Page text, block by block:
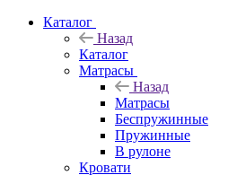
Каталог
Назад
Каталог
Матрасы
Назад
Матрасы
Беспружинные
Пружинные
В рулоне
Кровати